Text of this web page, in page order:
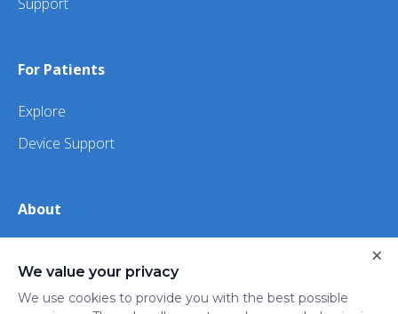
For Patients
Explore
Device Support
About
iHealth
We value your privacy
We use cookies to provide you with the best possible
×